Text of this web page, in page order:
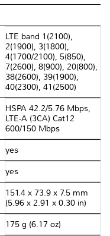
LTE band 1(2100),
2(1900), 3(1800),
4(1700/2100), 5(850),
7(2600), 8(900), 20(800),
38(2600), 39(1900),
40(2300), 41(2500)
HSPA 42.2/5.76 Mbps,
LTE-A (3CA) Cat12
600/150 Mbps
yes
yes
151.4 x 73.9 x 7.5 mm
(5.96 x 2.91 x 0.30 in)
175 g (6.17 oz)